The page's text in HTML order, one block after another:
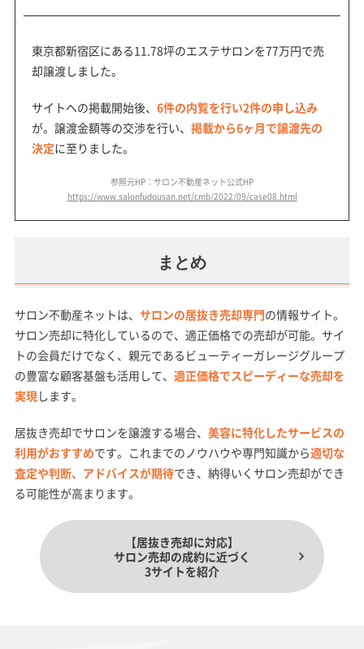
東京都新宿区にある11.78坪のエステサロンを77万円で売
却譲渡しました。
サイトへの掲載開始後、 6件の内覧を行い2件の申し込み
が。譲渡金額等の交渉を行い、 掲載から6ヶ月で譲渡先の
決定に至りました。
参照元HP：サロン不動産ネット公式HP
https://www.salonfudousan.net/cmb/2022/09/case08.html
まとめ
サロン不動産ネットは、 サロンの居抜き売却専門の情報サイト。
サロン売却に特化しているので、適正価格での売却が可能。サイ
トの会員だけでなく、親元であるビューティーガレージグループ
の豊富な顧客基盤も活用して、 適正価格でスピーディーな売却を
実現します。
居抜き売却でサロンを譲渡する場合、 美容に特化したサービスの
利用がおすすめです。これまでのノウハウや専門知識から適切な
査定や判断、アドバイスが期待でき、納得いくサロン売却ができ
る可能性が高まります。
【居抜き売却に対応】
サロン売却の成約に近づく
3サイトを紹介